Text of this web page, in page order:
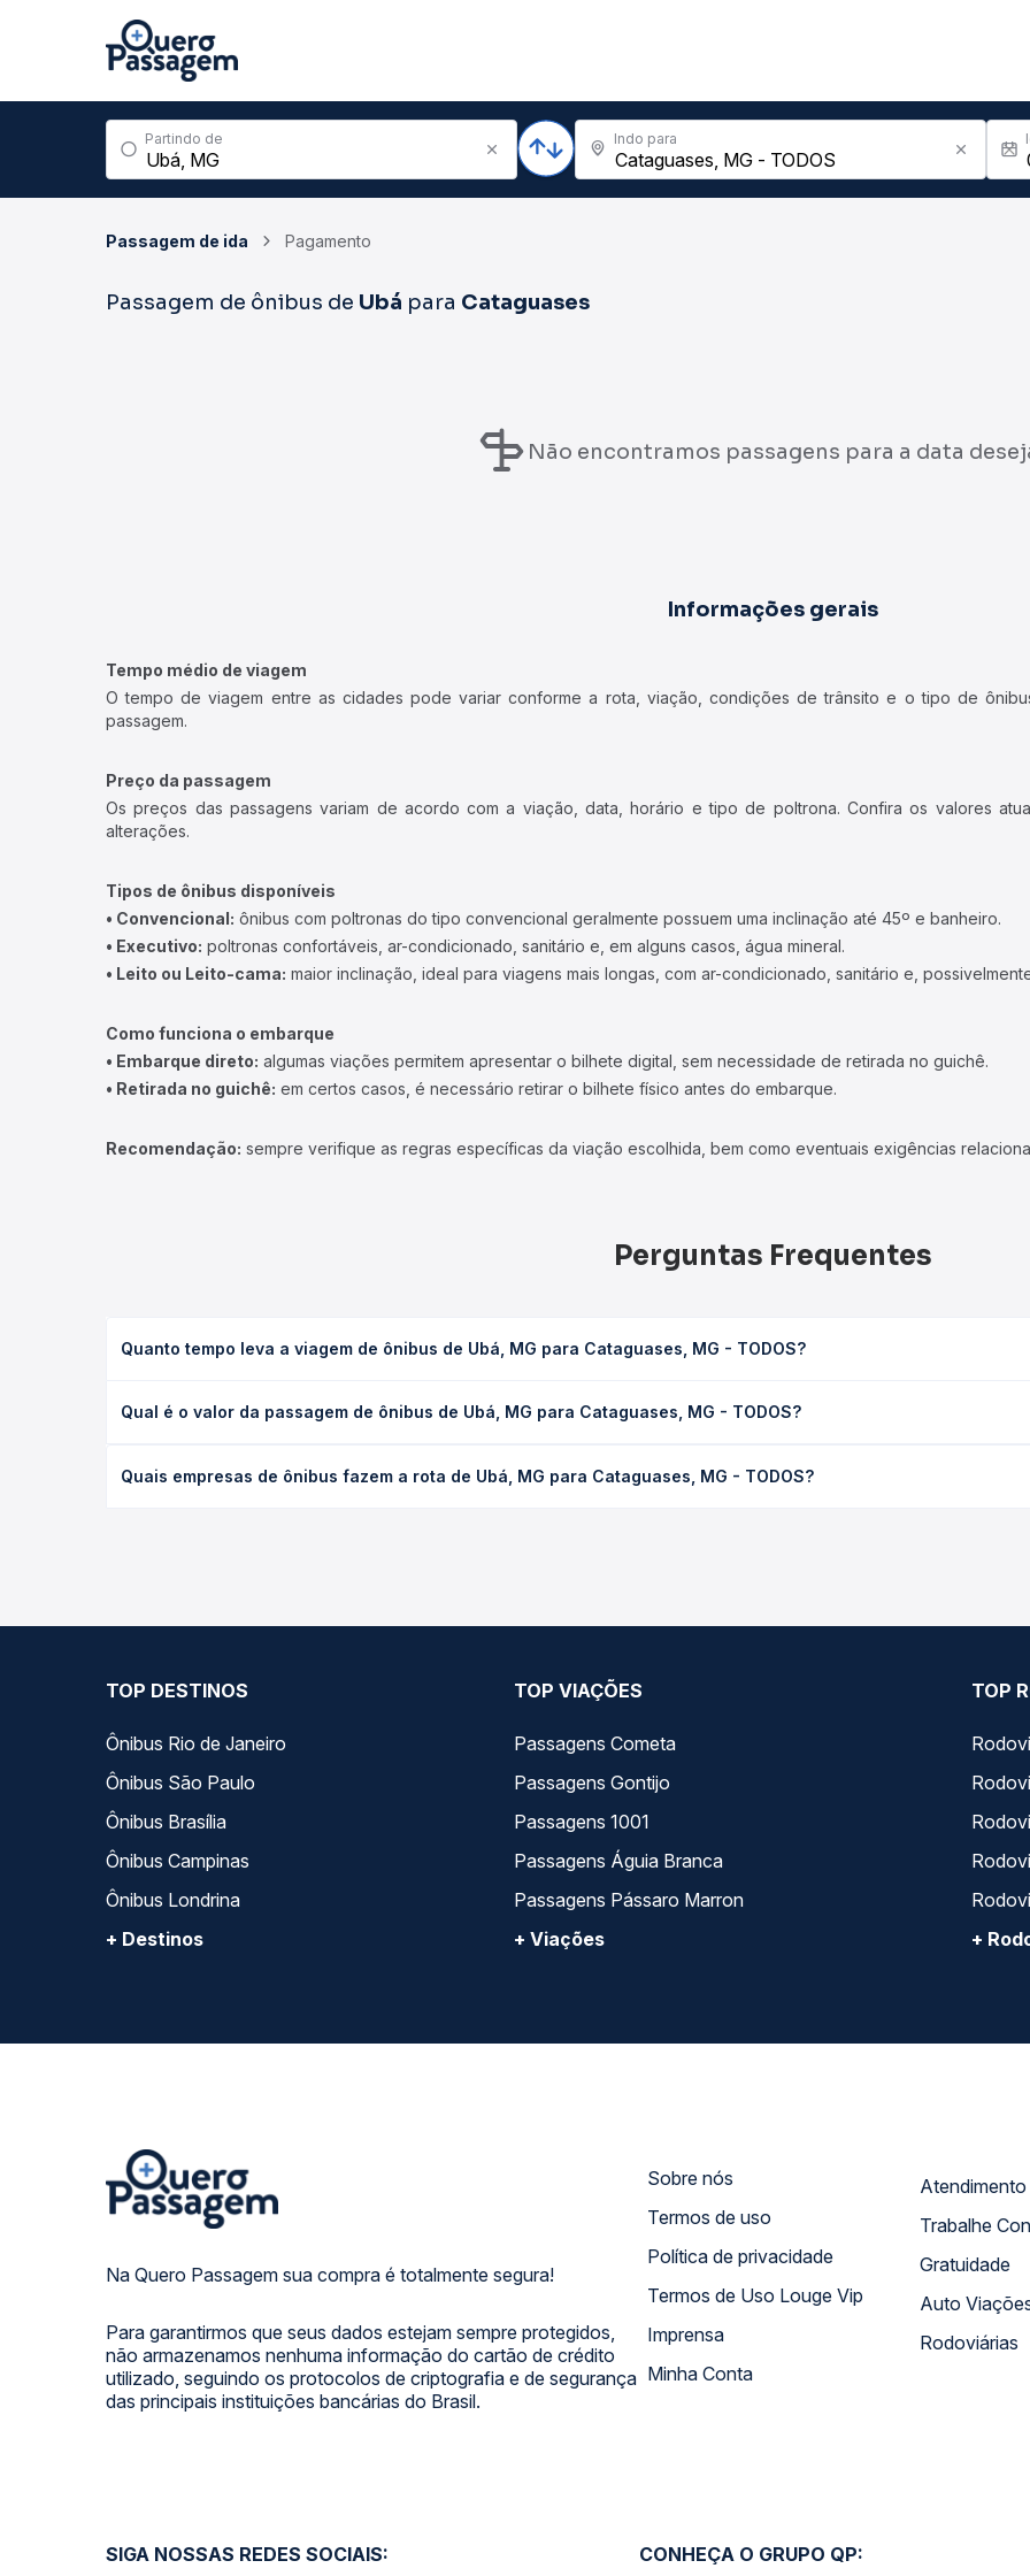
Partindo de Indo para
Passagem de ida Pagamento
Passagem de ônibus de Ubá para Cataguases
Não encontramos passagens para a data
Informações gerais
Tempo médio de viagem
O tempo de viagem entre as cidades pode variar conforme a rota, viação, condições de trânsito e o tipo de
passagem.
Preço da passagem
Os preços das passagens variam de acordo com a viação, data, horário e tipo de poltrona. Confira os valores
alterações.
Tipos de ônibus disponíveis
• Convencional: ônibus com poltronas do tipo convencional geralmente possuem uma inclinação até 45º e banheiro.
• Executivo: poltronas confortáveis, ar-condicionado, sanitário e, em alguns casos, água mineral.
• Leito ou Leito-cama: maior inclinação, ideal para viagens mais longas, com ar-condicionado, sanitário e,
Como funciona o embarque
• Embarque direto: algumas viações permitem apresentar o bilhete digital, sem necessidade de retirada no guichê.
• Retirada no guichê: em certos casos, é necessário retirar o bilhete físico antes do embarque.
Recomendação: sempre verifique as regras específicas da viação escolhida, bem como eventuais exigências
Perguntas Frequentes
Quanto tempo leva a viagem de ônibus de Ubá, MG para Cataguases, MG - TODOS?
leito) e as condições de tráfego. Na Quero Passagem você consulta os horários disponíveis e vê a duração exata de
Qual é o valor da passagem de ônibus de Ubá, MG para Cataguases, MG - TODOS?
poltrona e a antecedência da compra. Na Quero Passagem você compara os preços de todas as viações em tempo
Quais empresas de ônibus fazem a rota de Ubá, MG para Cataguases, MG - TODOS?
TOP DESTINOS
Ônibus Rio de Janeiro
Ônibus São Paulo
Ônibus Brasília
Ônibus Campinas
Ônibus Londrina
+ Destinos
TOP VIAÇÕES
Passagens Cometa
Passagens Gontijo
Passagens 1001
Passagens Águia Branca
Passagens Pássaro Marron
+ Viações
TOP
+
Na Quero Passagem sua compra é totalmente segura!
Para garantirmos que seus dados estejam sempre protegidos,
não armazenamos nenhuma informação do cartão de crédito
utilizado, seguindo os protocolos de criptografia e de segurança
das principais instituições bancárias do Brasil.
Sobre nós
Termos de uso
Política de privacidade
Termos de Uso Louge Vip
Imprensa
Minha Conta
Trabalhe
Gratuidade
Auto
Rodoviárias
SIGA NOSSAS REDES SOCIAIS: CONHEÇA O GRUPO QP: